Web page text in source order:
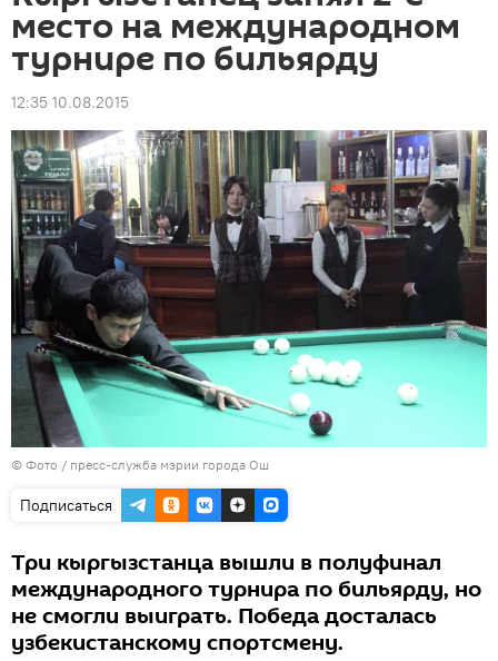
место на международном
турнире по бильярду
12:35 10.08.2015
© Фото / пресс-служба мэрии города Ош
Подписаться
Три кыргызстанца вышли в полуфинал
международного турнира по бильярду, но
не смогли выиграть. Победа досталась
узбекистанскому спортсмену.